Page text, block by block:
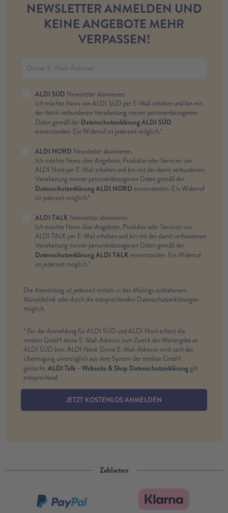
NEWSLETTER ANMELDEN UND
KEINE ANGEBOTE MEHR
VERPASSEN!
ALDI SÜD Newsletter abonnieren.
Ich möchte News von ALDI SÜD per E-Mail erhalten und bin mit
der damit verbundenen Verarbeitung meiner personenbezogenen
Daten gemäß der Datenschutzerklärung ALDI SÜD
einverstanden. Ein Widerruf ist jederzeit möglich.*
ALDI NORD Newsletter abonnieren.
Ich möchte News über Angebote, Produkte oder Services von
ALDI Nord per E-Mail erhalten und bin mit der damit verbundenen
Verarbeitung meiner personenbezogenen Daten gemäß der
Datenschutzerklärung ALDI NORD einverstanden. Ein Widerruf
ist jederzeit möglich.*
ALDI TALK Newsletter abonnieren.
Ich möchte News über Angebote, Produkte oder Services von
ALDI TALK per E-Mail erhalten und bin mit der damit verbundenen
Verarbeitung meiner personenbezogenen Daten gemäß der
Datenschutzerklärung ALDI TALK einverstanden. Ein Widerruf
ist jederzeit möglich.*
Die Abmeldung ist jederzeit mittels in den Mailings enthaltenem
Abmeldelink oder durch die entsprechenden Datenschutzerklärungen
möglich.
* Bei der Anmeldung für ALDI SÜD und ALDI Nord erfasst die
medion GmbH deine E-Mail-Adresse zum Zweck der Weitergabe an
ALDI SÜD bzw. ALDI Nord. Deine E-Mail-Adresse wird nach der
Übertragung unverzüglich aus dem System der medion GmbH
gelöscht. ALDI Talk – Webseite & Shop Datenschutzerklärunggilt
entsprechend.
JETZT KOSTENLOS ANMELDEN
Zahlarten